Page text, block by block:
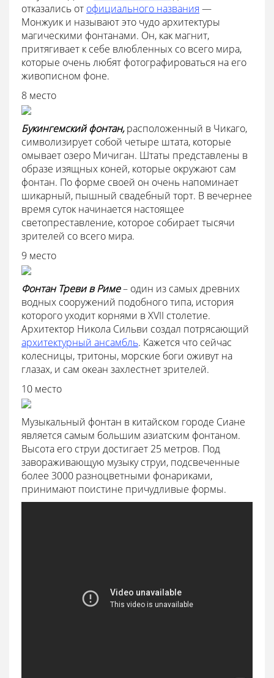
отказались от официального названия —
Монжуик и называют это чудо архитектуры
магическими фонтанами. Он, как магнит,
притягивает к себе влюбленных со всего мира,
которые очень любят фотографироваться на его
живописном фоне.
8 место
Букингемский фонтан,расположенный в Чикаго,
символизирует собой четыре штата, которые
омывает озеро Мичиган. Штаты представлены в
образе изящных коней, которые окружают сам
фонтан. По форме своей он очень напоминает
шикарный, пышный свадебный торт. В вечернее
время суток начинается настоящее
светопреставление, которое собирает тысячи
зрителей со всего мира.
9 место
Фонтан Треви в Риме– один из самых древних
водных сооружений подобного типа, история
которого уходит корнями в XVII столетие.
Архитектор Никола Сильви создал потрясающий
архитектурный ансамбль. Кажется что сейчас
колесницы, тритоны, морские боги оживут на
глазах, и сам океан захлестнет зрителей.
10 место
Музыкальный фонтан в китайском городе Сиане
является самым большим азиатским фонтаном.
Высота его струи достигает 25 метров. Под
завораживающую музыку струи, подсвеченные
более 3000 разноцветными фонариками,
принимают поистине причудливые формы.